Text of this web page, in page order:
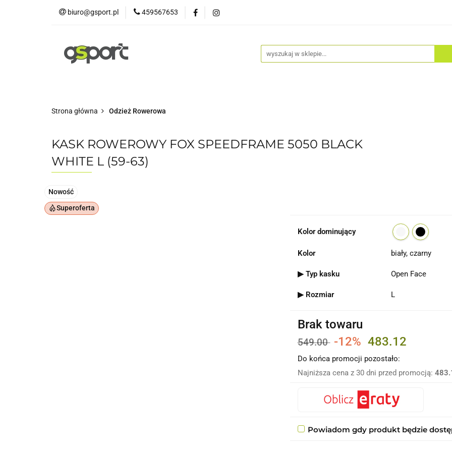
biuro@gsport.pl 459567653
Strona główna Odzież Rowerowa
KASK ROWEROWY FOX SPEEDFRAME 5050 BLACK
WHITE L (59-63)
Nowość
Superoferta
Kolor dominujący
Kolor biały, czarny
▶ Typ kasku Open Face
▶ Rozmiar L
Brak towaru
549.00 -12% 483.12
Do końca promocji pozostało:
Najniższa cena z 30 dni przed promocją:
Powiadom gdy produkt będzie